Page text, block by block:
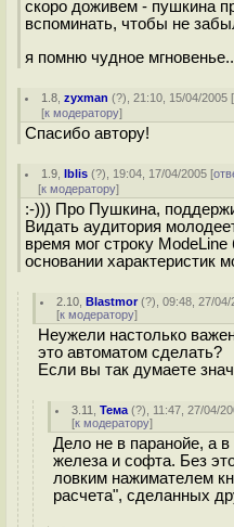
скоро доживем - пушкина
вспоминать, чтобы не
я помню чудное мгновенье..
1.8 ,zyxman (?), 21:10, 15/04/2005 [
[к модератору]
Спасибо автору!
1.9 ,Iblis (?), 19:04, 17/04/2005 [
[к модератору]
:-))) Про Пушкина,
Видать аудитория
время мог строку
основании характеристик
2.10 ,Blastmor(?), 09:48, 27/04/
[к модератору]
Неужели настолько
это автоматом сделать?
Если вы так думаете
3.11 ,Тема (?), 11:47, 27/04/
[к модератору]
Дело не в паранойе, а
железа и софта. Без
ловким нажимателем
расчета", сделанных